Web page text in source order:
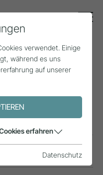
verwendet. Einige
während es uns
auf unserer
erfahren
Datenschutz